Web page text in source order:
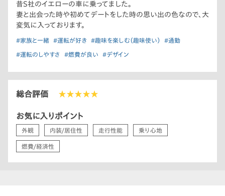
昔S社のイエローの車に乗ってました。
妻と出会った時や初めてデートをした時の思い出の色なので、大
変気に入っております。
#家族と一緒 #運転が好き #趣味を楽しむ（趣味使い） #通勤
#運転のしやすさ #燃費が良い #デザイン
総合評価 ★★★★★
お気に入りポイント
外観 内装/居住性 走行性能 乗り心地
燃費/経済性